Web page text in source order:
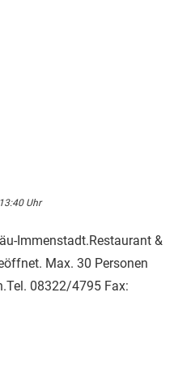
Uhr
Immenstadt.Restaurant &
Max. 30 Personen
08322/4795 Fax: